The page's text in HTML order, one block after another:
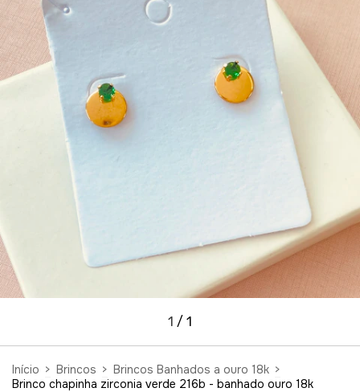
1 / 1
Início > Brincos > Brincos Banhados a ouro 18k >
Brinco chapinha zirconia verde 216b - banhado ouro 18k